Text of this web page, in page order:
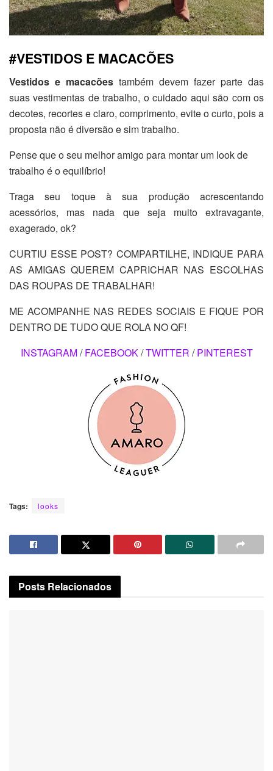
#VESTIDOS E MACACÕES
Vestidos e macacões também devem fazer parte das
suas vestimentas de trabalho, o cuidado aqui são com os
decotes, recortes e claro, comprimento, evite o curto, pois a
proposta não é diversão e sim trabalho.
Pense que o seu melhor amigo para montar um look de
trabalho é o equilíbrio!
Traga seu toque à sua produção acrescentando
acessórios, mas nada que seja muito extravagante,
exagerado, ok?
CURTIU ESSE POST? COMPARTILHE, INDIQUE PARA
AS AMIGAS QUEREM CAPRICHAR NAS ESCOLHAS
DAS ROUPAS DE TRABALHAR!
ME ACOMPANHE NAS REDES SOCIAIS E FIQUE POR
DENTRO DE TUDO QUE ROLA NO QF!
INSTAGRAM/FACEBOOK/TWITTER /PINTEREST
Tags: looks
Posts Relacionados